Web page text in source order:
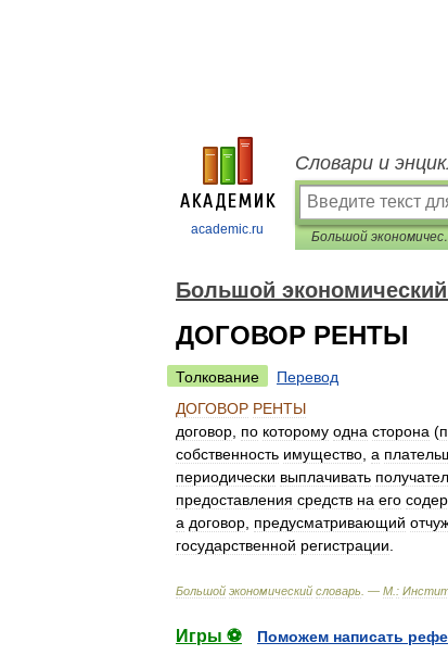
academic.ru
Словари и
Большой
ДОГОВОР РЕНТЫ
Толкование
Перевод
ДОГОВОР РЕНТЫ
договор по которому одна сторона (
собственность имущество а
периодически выплачивать
предоставления средств на его
а договор предусматривающий
государственной регистрации
Большой экономический словарь . — М :
Игры ⚽
Поможем написать